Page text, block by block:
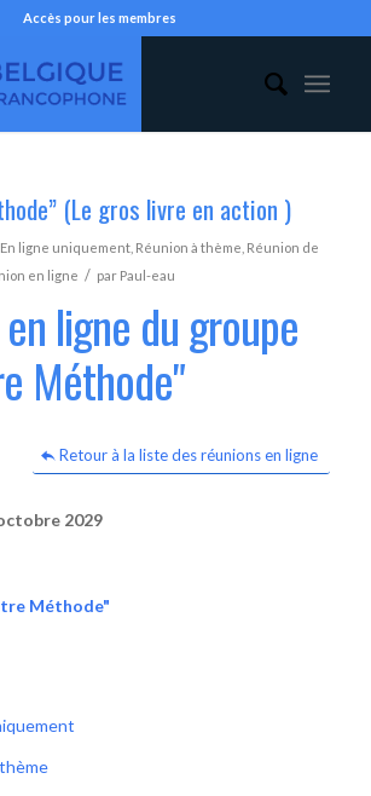
Accès pour les membres
(Le gros livre en action )
En ligne uniquement, Réunion à thème Réunion de
en ligne / par Paul-eau
ligne du groupe
Méthode"
Retour à la liste des réunions en ligne
2029
Méthode"